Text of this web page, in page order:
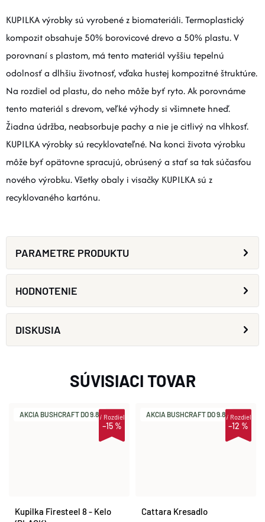
KUPILKA výrobky sú vyrobené z biomateriáli. Termoplastický
kompozit obsahuje 50% borovicové drevo a 50% plastu. V
porovnaní s plastom, má tento materiál vyššiu tepelnú
odolnosť a dlhšiu životnosť, vďaka hustej kompozitné štruktúre.
Na rozdiel od plastu, do neho môže byť ryto. Ak porovnáme
tento materiál s drevom, veľké výhody si všimnete hneď.
Žiadna údržba, neabsorbuje pachy a nie je citlivý na vlhkosť.
KUPILKA výrobky sú recyklovateľné. Na konci života výrobku
môže byť opätovne spracujú, obrúsený a stať sa tak súčasťou
nového výrobku. Všetky obaly i visačky KUPILKA sú z
recyklovaného kartónu.
PARAMETRE PRODUKTU
HODNOTENIE
DISKUSIA
SÚVISIACI TOVAR
AKCIA BUSHCRAFT DO 9.8.
–15 %
iRozdiel
Kupilka Firesteel 8 - Kelo
AKCIA BUSHCRAFT DO 9.8.
–12 %
iRozdiel
Cattara Kresadlo